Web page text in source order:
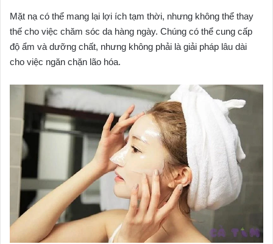
Mặt nạ có thể mang lại lợi ích tạm thời, nhưng không thể thay
thế cho việc chăm sóc da hàng ngày. Chúng có thể cung cấp
độ ẩm và dưỡng chất, nhưng không phải là giải pháp lâu dài
cho việc ngăn chặn lão hóa.